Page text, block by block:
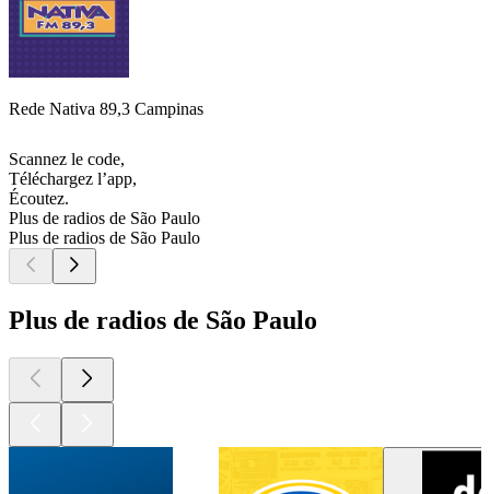
Rede Nativa 89,3 Campinas
Scannez le code,
Téléchargez l’app,
Écoutez.
Plus de radios de São Paulo
Plus de radios de São Paulo
Plus de radios de São Paulo